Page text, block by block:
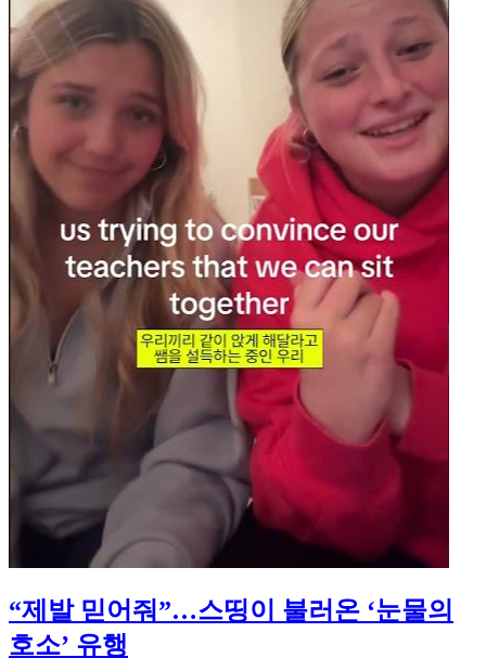
“제발 믿어줘”…스띵이 불러온 ‘눈물의
호소’ 유행